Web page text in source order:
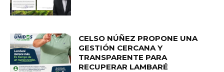
CELSO NÚÑEZ PROPONE UNA
GESTIÓN CERCANA Y
TRANSPARENTE PARA
RECUPERAR LAMBARÉ